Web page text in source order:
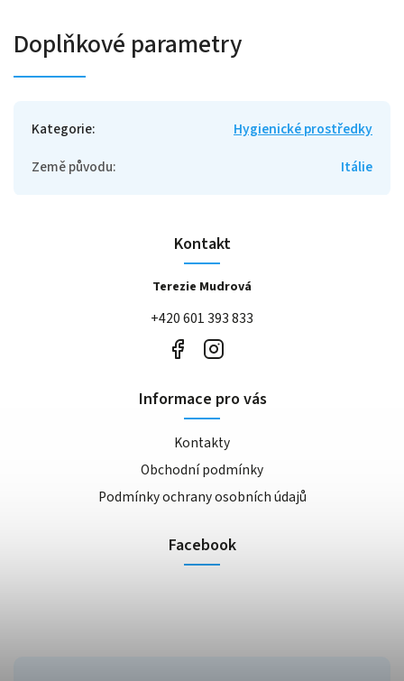
Doplňkové parametry
Kategorie:
Hygienické prostředky
Země původu: Itálie
Kontakt
Terezie Mudrová
+420 601 393 833
Informace pro vás
Kontakty
Obchodní podmínky
Podmínky ochrany osobních údajů
Facebook